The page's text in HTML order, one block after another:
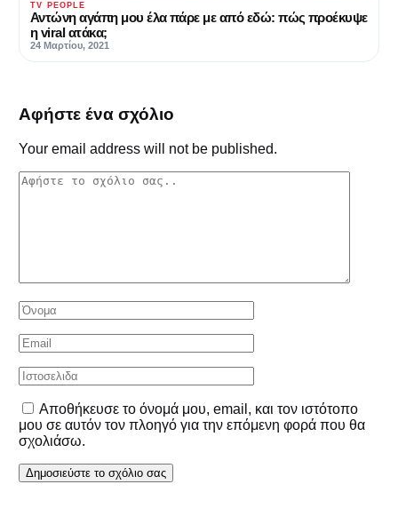
TV PEOPLE
Αντώνη αγάπη μου έλα πάρε με από εδώ: πώς προέκυψε
η viral ατάκα;
24 Μαρτίου, 2021
Αφήστε ένα σχόλιο
Your email address will not be published.
Αποθήκευσε το όνομά μου, email, και τον ιστότοπο
μου σε αυτόν τον πλοηγό για την επόμενη φορά που θα
σχολιάσω.